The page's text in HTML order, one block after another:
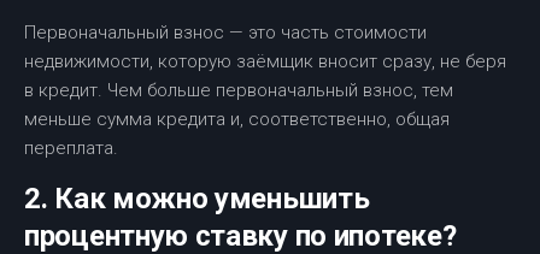
Первоначальный взнос — это часть стоимости
недвижимости, которую заёмщик вносит сразу, не беря
в кредит. Чем больше первоначальный взнос, тем
меньше сумма кредита и, соответственно, общая
переплата.
2. Как можно уменьшить
процентную ставку по ипотеке?